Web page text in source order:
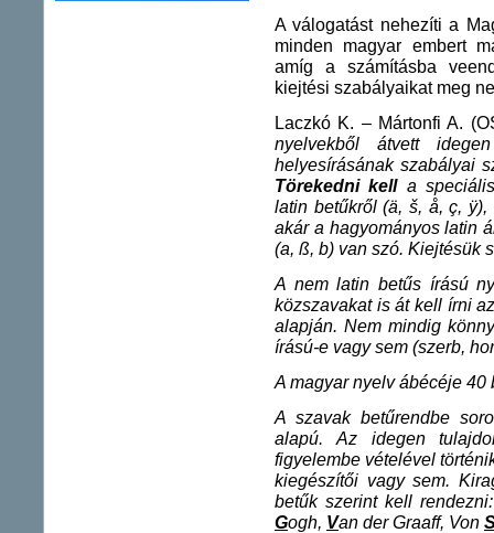
A válogatást nehezíti a
minden magyar embert
amíg a számításba
kiejtési szabályaikat meg
Laczkó K. – Mártonfi A.
nyelvekből átvett
helyesírásának szabályai
Törekedni kella speciális
latin betűkről (ä, š, å, ç,
akár a hagyományos latin
(a, ß, b) van szó. Kiejtésük
A nem latin betűs írású
közszavakat is át kell írni
alapján. Nem mindig
írású-e vagy sem (szerb,
A magyar nyelv ábécéje 40
A szavak betűrendbe
alapú. Az idegen
figyelembe vételével
kiegészítői vagy sem.
betűk szerint kell
Gogh, Van der Graaff, Von